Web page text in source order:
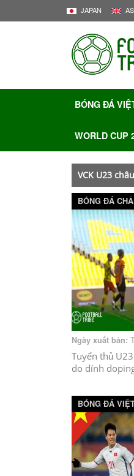
JAPAN
BÓNG ĐÁ
WORLD CUP
VCK U23
BÓNG ĐÁ
Ngày xuất bản:
Tuyển thủ
do dính
BÓNG ĐÁ